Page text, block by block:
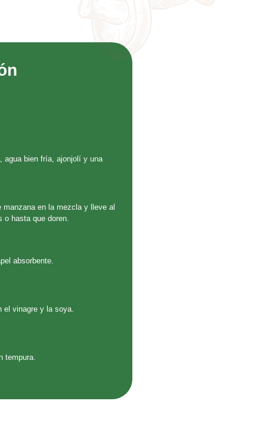
agua bien fría, ajonjolí y una
en la mezcla y lleve al
hasta que doren.
absorbente.
el vinagre y la soya.
tempura.